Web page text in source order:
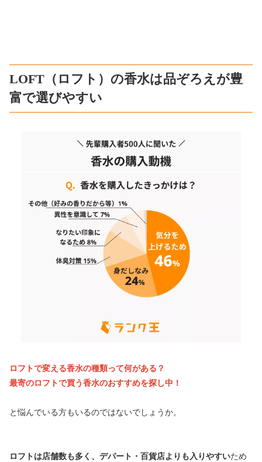
LOFT（ロフト）の香水は品ぞろえが豊
富で選びやすい
ロフトで変える香水の種類って何がある？
最寄のロフトで買う香水のおすすめを探し中！
と悩んでいる方もいるのではないでしょうか。
ロフトは店舗数も多く、デパート・百貨店よりも入りやすいため